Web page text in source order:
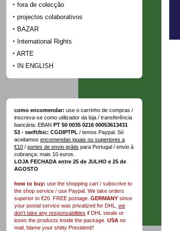
fora de colecção
projectos colaborativos
BAZAR
International Rights
ARTE
IN ENGLISH
como encomendar: use o carrinho de compras /
inscreva-se como utilizador da loja / transferência
bancária: EBAN PT 50 0035 0216 00053613431
53 - swift/bic: CGDIPTPL / temos Paypal. Só
aceitamos encomendas iguais ou superiores a
€10 / portes de envio grátis para Portugal / envio à
cobrança: mais 10 euros.
LOJA FECHADA entre 25 de JULHO e 25 de
AGOSTO
how to buy: use the shopping cart / subscrive to
the shop service / use Paypal. We take orders
superior to €20. FREE postage. GERMANY since
your postal service was privatized for DHL, we
don't take any responsabilities if DHL steals or
loses the products inside the package. USA no
mail, blame your shitty President!!